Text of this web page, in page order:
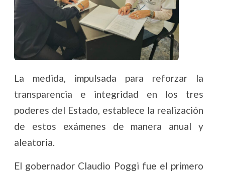
La medida, impulsada para reforzar la
transparencia e integridad en los tres
poderes del Estado, establece la realización
de estos exámenes de manera anual y
aleatoria.
El gobernador Claudio Poggi fue el primero